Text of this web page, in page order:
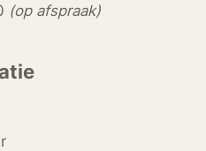
(op afspraak)